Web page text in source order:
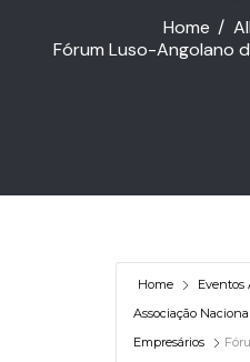
Home
Fórum Luso-Angolano
Home
Eventos
Associação
Empresários